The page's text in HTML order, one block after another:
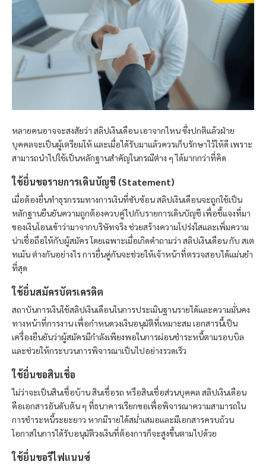
หลายคนอาจจะสงสัยว่า สลิปเงินเดือน เอาจากไหน ซึ่งปกติแล้วฝ่าย
บุคคลจะเป็นผู้เตรียมให้ และเมื่อได้รับมาแล้วควรเก็บรักษาไว้ให้ดี เพราะ
สามารถนำไปใช้เป็นหลักฐานสำคัญในกรณีต่าง ๆ ได้มากกว่าที่คิด
ใช้ยื่นขอรายการเดินบัญชี (Statement)
เมื่อต้องยื่นทำธุรกรรมทางการเงินที่ซับซ้อน สลิปเงินเดือนจะถูกใช้เป็น
หลักฐานยืนยันความถูกต้องควบคู่ไปกับรายการเดินบัญชี เพื่อชี้แจงที่มา
ของเงินโอนเข้าว่ามาจากบริษัทจริง ช่วยสร้างความโปร่งใสและเพิ่มความ
น่าเชื่อถือให้กับผู้สมัคร โดยเฉพาะเมื่อเกิดคำถามว่า สลิปเงินเดือน กับ สเต
ทเม้น ต่างกันอย่างไร การยื่นคู่กันจะช่วยให้เจ้าหน้าที่ตรวจสอบได้แม่นยำ
ที่สุด
ใช้ยื่นสมัครบัตรเครดิต
สถาบันการเงินใช้สลิปเงินเดือนในการประเมินฐานรายได้และความมั่นคง
ทางหน้าที่การงาน เพื่อกำหนดวงเงินอนุมัติที่เหมาะสม เอกสารนี้เป็น
เครื่องยืนยันว่าผู้สมัครมีกำลังเพียงพอในการผ่อนชำระหนี้ตามรอบบิล
และช่วยให้กระบวนการพิจารณาเป็นไปอย่างรวดเร็ว
ใช้ยื่นขอสินเชื่อ
ไม่ว่าจะเป็นสินเชื่อบ้าน สินเชื่อรถ หรือสินเชื่อส่วนบุคคล สลิปเงินเดือน
คือเอกสารอันดับต้น ๆ ที่ธนาคารเรียกขอเพื่อพิจารณาความสามารถใน
การชำระหนี้ระยะยาว หากมีรายได้สม่ำเสมอและมีเอกสารครบถ้วน
โอกาสในการได้รับอนุมัติวงเงินที่ต้องการก็จะสูงขึ้นตามไปด้วย
ใช้ยื่นขอรีไฟแนนซ์